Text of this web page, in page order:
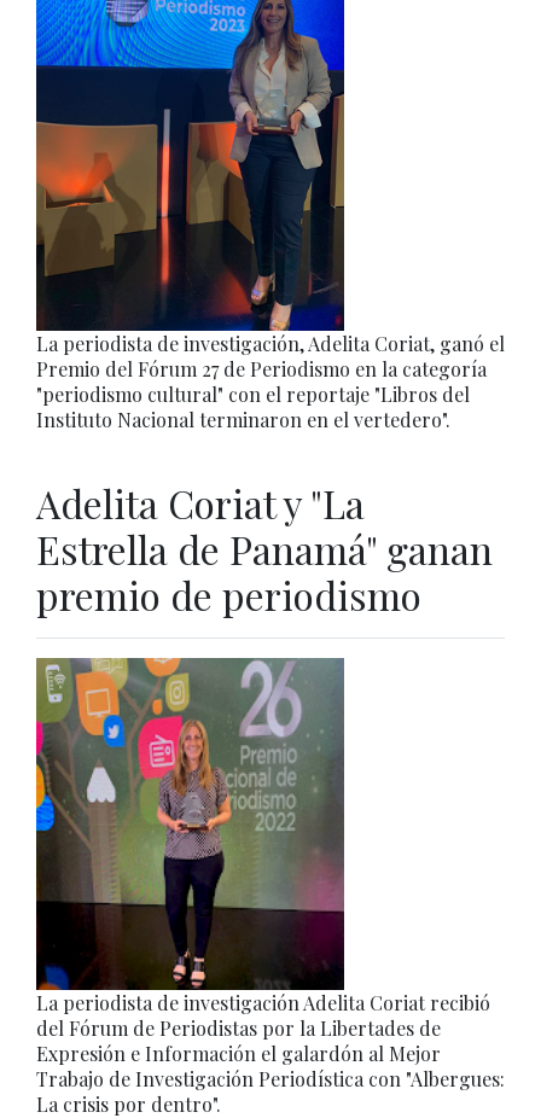
La periodista de investigación, Adelita Coriat, ganó el
Premio del Fórum 27 de Periodismo en la categoría
"periodismo cultural" con el reportaje "Libros del
Instituto Nacional terminaron en el vertedero".
Adelita Coriat y "La
Estrella de Panamá" ganan
premio de periodismo
La periodista de investigación Adelita Coriat recibió
del Fórum de Periodistas por la Libertades de
Expresión e Información el galardón al Mejor
Trabajo de Investigación Periodística con "Albergues:
La crisis por dentro".